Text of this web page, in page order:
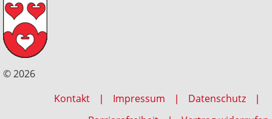
© 2026
Kontakt
Impressum
Datenschutz